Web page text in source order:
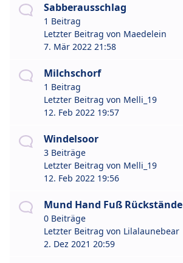
Sabberausschlag
1 Beitrag
Letzter Beitrag von Maedelein
7. Mär 2022 21:58
Milchschorf
1 Beitrag
Letzter Beitrag von Melli_19
12. Feb 2022 19:57
Windelsoor
3 Beiträge
Letzter Beitrag von Melli_19
12. Feb 2022 19:56
Mund Hand Fuß Rückstände
0 Beiträge
Letzter Beitrag von Lilalaunebear
2. Dez 2021 20:59